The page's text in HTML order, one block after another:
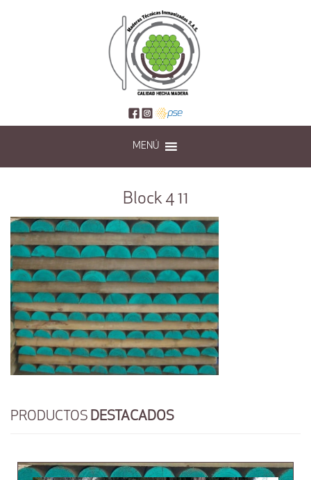
MENÚ
Block 4 11
PRODUCTOS DESTACADOS